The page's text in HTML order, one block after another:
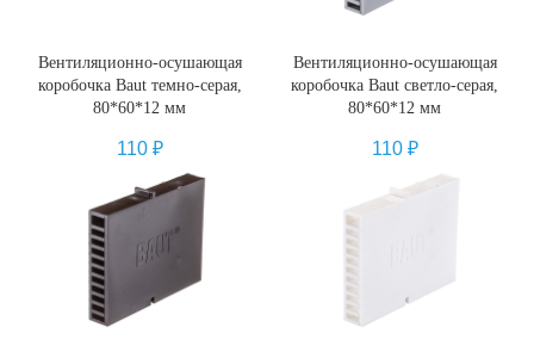
Вентиляционно-осушающая
коробочка Baut темно-серая,
80*60*12 мм
110 ₽
Вентиляционно-осушающая
коробочка Baut светло-серая,
80*60*12 мм
110 ₽